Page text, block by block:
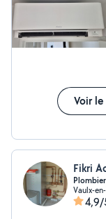
Voir
Fikri
Vaulx-
4,9/